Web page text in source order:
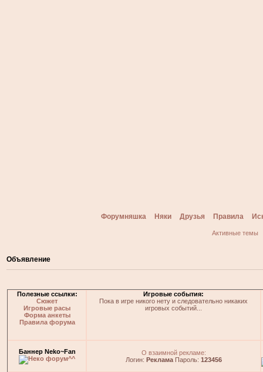
Форумняшка Няки Друзья Правила
Активные темы
Объявление
Полезные ссылки:
Сюжет
Игровые расы
Форма анкеты
Правила форума
Игровые события:
Пока в игре никого нету и следовательно никаких
игровых событий...
Баннер Neko~Fan
О взаимной рекламе:
Логин: РекламаПароль: 123456